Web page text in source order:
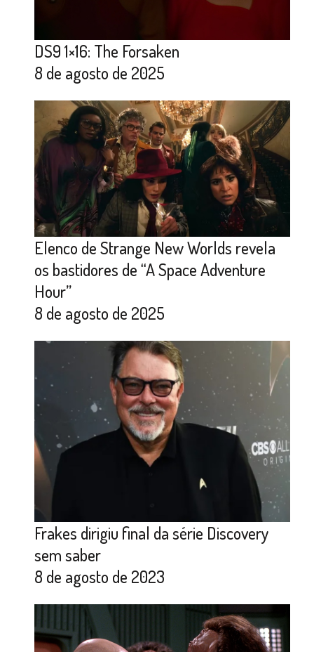
DS9 1×16: The Forsaken
8 de agosto de 2025
Elenco de Strange New Worlds revela
os bastidores de “A Space Adventure
Hour”
8 de agosto de 2025
Frakes dirigiu final da série Discovery
sem saber
8 de agosto de 2023